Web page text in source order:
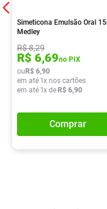
Simeticona Emulsão Oral
Medley
R$8,29
R$ 6,69no PIX
ou R$ 6,90
em até 1x nos cartões
em até 1x de R$ 6,90
Comprar